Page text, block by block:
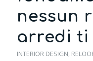
nessun
arredi ti
INTERIOR DESIGN,